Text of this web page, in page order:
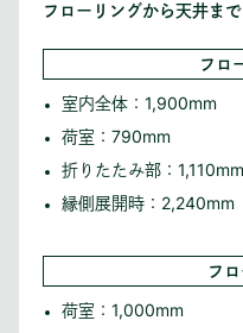
フローリングから天井まで
フロ
室内全体：1,900mm
荷室：790mm
折りたたみ部：1,110mm
縁側展開時：2,240mm
フ
荷室：1,000mm